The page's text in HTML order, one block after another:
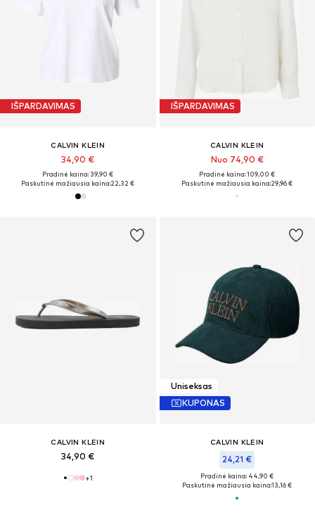
IŠPARDAVIMAS
CALVIN KLEIN
34,90 €
Pradinė kaina: 39,90 €
Paskutinė mažiausia kaina:22,32 €
IŠPARDAVIMAS
CALVIN KLEIN
Nuo 74,90 €
Pradinė kaina: 109,00 €
Paskutinė mažiausia kaina:29,96 €
CALVIN KLEIN
34,90 €
+1
Uniseksas
KUPONAS
CALVIN KLEIN
24,21 €
Pradinė kaina: 44,90 €
Paskutinė mažiausia kaina:13,16 €